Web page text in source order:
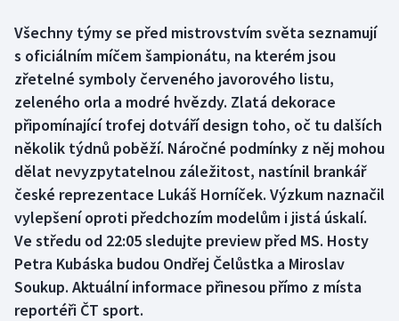
Box
Curling
Dostihy
Florbal
Futsal
Golf
Gymnastika
Všechny týmy se před mistrovstvím světa seznamují
s oficiálním míčem šampionátu, na kterém jsou
zřetelné symboly červeného javorového listu,
zeleného orla a modré hvězdy. Zlatá dekorace
připomínající trofej dotváří design toho, oč tu dalších
několik týdnů poběží. Náročné podmínky z něj mohou
dělat nevyzpytatelnou záležitost, nastínil brankář
české reprezentace Lukáš Horníček. Výzkum naznačil
vylepšení oproti předchozím modelům i jistá úskalí.
Ve středu od 22:05 sledujte preview před MS. Hosty
Petra Kubáska budou Ondřej Čelůstka a Miroslav
Soukup. Aktuální informace přinesou přímo z místa
reportéři ČT sport.